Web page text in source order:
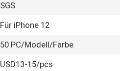
SGS
Für iPhone 12
50 PC/Modell/Farbe
USD13-15/pcs